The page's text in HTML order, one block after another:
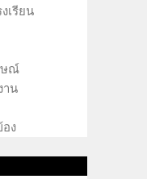
เรียน
ษณ์
าน
ง